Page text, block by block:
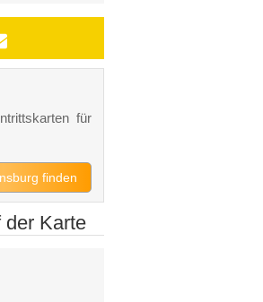
für
finden
Karte